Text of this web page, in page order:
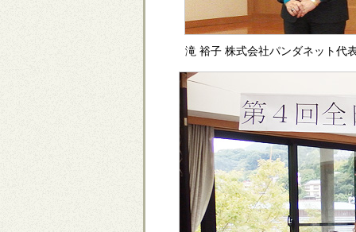
滝 裕子 株式会社パンダネット代